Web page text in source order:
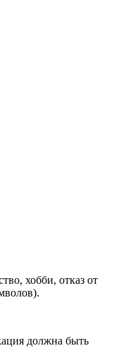
хобби, отказ от
должна быть